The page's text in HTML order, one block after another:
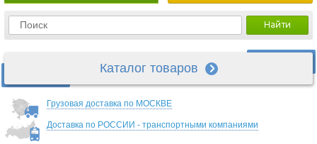
Каталог товаров
Грузовая доставка по МОСКВЕ
Доставка по РОССИИ - транспортными компаниями